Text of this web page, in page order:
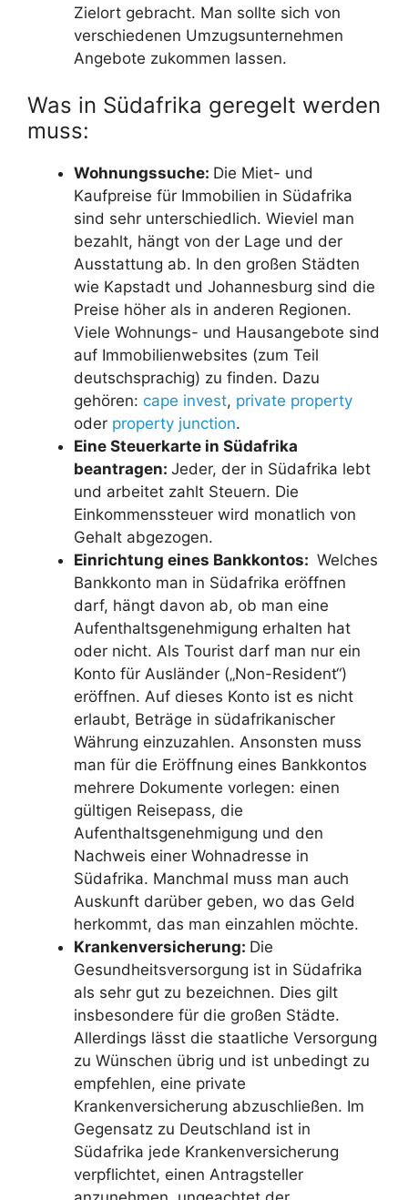
Zielort gebracht. Man sollte sich von
verschiedenen Umzugsunternehmen
Angebote zukommen lassen.
Was in Südafrika geregelt werden
muss:
Wohnungssuche: Die Miet- und
Kaufpreise für Immobilien in Südafrika
sind sehr unterschiedlich. Wieviel man
bezahlt, hängt von der Lage und der
Ausstattung ab. In den großen Städten
wie Kapstadt und Johannesburg sind die
Preise höher als in anderen Regionen.
Viele Wohnungs- und Hausangebote sind
auf Immobilienwebsites (zum Teil
deutschsprachig) zu finden. Dazu
gehören: cape invest, private property
oder property junction.
Eine Steuerkarte in Südafrika
beantragen: Jeder, der in Südafrika lebt
und arbeitet zahlt Steuern. Die
Einkommenssteuer wird monatlich von
Gehalt abgezogen.
Einrichtung eines Bankkontos: Welches
Bankkonto man in Südafrika eröffnen
darf, hängt davon ab, ob man eine
Aufenthaltsgenehmigung erhalten hat
oder nicht. Als Tourist darf man nur ein
Konto für Ausländer („Non-Resident“)
eröffnen. Auf dieses Konto ist es nicht
erlaubt, Beträge in südafrikanischer
Währung einzuzahlen. Ansonsten muss
man für die Eröffnung eines Bankkontos
mehrere Dokumente vorlegen: einen
gültigen Reisepass, die
Aufenthaltsgenehmigung und den
Nachweis einer Wohnadresse in
Südafrika. Manchmal muss man auch
Auskunft darüber geben, wo das Geld
herkommt, das man einzahlen möchte.
Krankenversicherung: Die
Gesundheitsversorgung ist in Südafrika
als sehr gut zu bezeichnen. Dies gilt
insbesondere für die großen Städte.
Allerdings lässt die staatliche Versorgung
zu Wünschen übrig und ist unbedingt zu
empfehlen, eine private
Krankenversicherung abzuschließen. Im
Gegensatz zu Deutschland ist in
Südafrika jede Krankenversicherung
verpflichtet, einen Antragsteller